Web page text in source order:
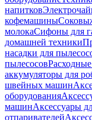
напитков
кофемашины
молокаСифоны для
домашней техники
насадки для
пылесосов
аккумуляторы для
швейных машин
оборудования
машинАксессуары
отпаривателей